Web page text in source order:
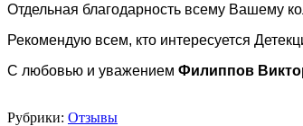
Отдельная благодарность всему Вашему
Рекомендую всем, кто интересуется
С любовью и уважением Филиппов
Рубрики: Отзывы